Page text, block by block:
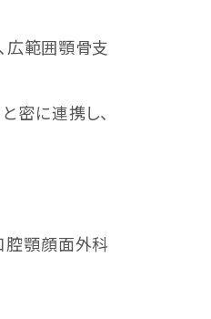
広範囲顎骨支
密に連携し、
腔顎顔面外科